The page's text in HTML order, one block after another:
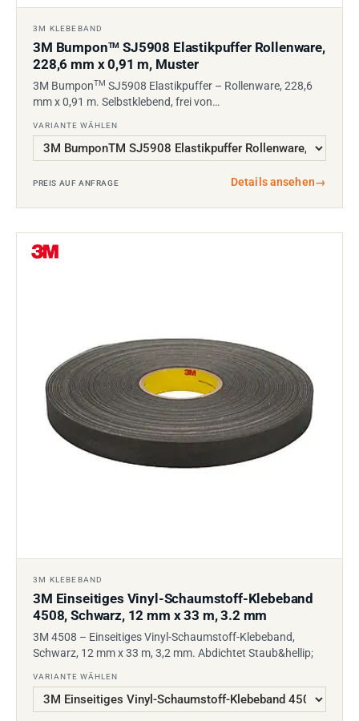
3M KLEBEBAND
3M BumponTM SJ5908 Elastikpuffer Rollenware,
228,6 mm x 0,91 m, Muster
3M BumponTM SJ5908 Elastikpuffer – Rollenware, 228,6
mm x 0,91 m. Selbstklebend, frei von…
VARIANTE WÄHLEN
PREIS AUF ANFRAGE Details ansehen→
3M KLEBEBAND
3M Einseitiges Vinyl-Schaumstoff-Klebeband
4508, Schwarz, 12 mm x 33 m, 3.2 mm
3M 4508 – Einseitiges Vinyl-Schaumstoff-Klebeband,
Schwarz, 12 mm x 33 m, 3,2 mm. Abdichtet Staub&hellip;
VARIANTE WÄHLEN